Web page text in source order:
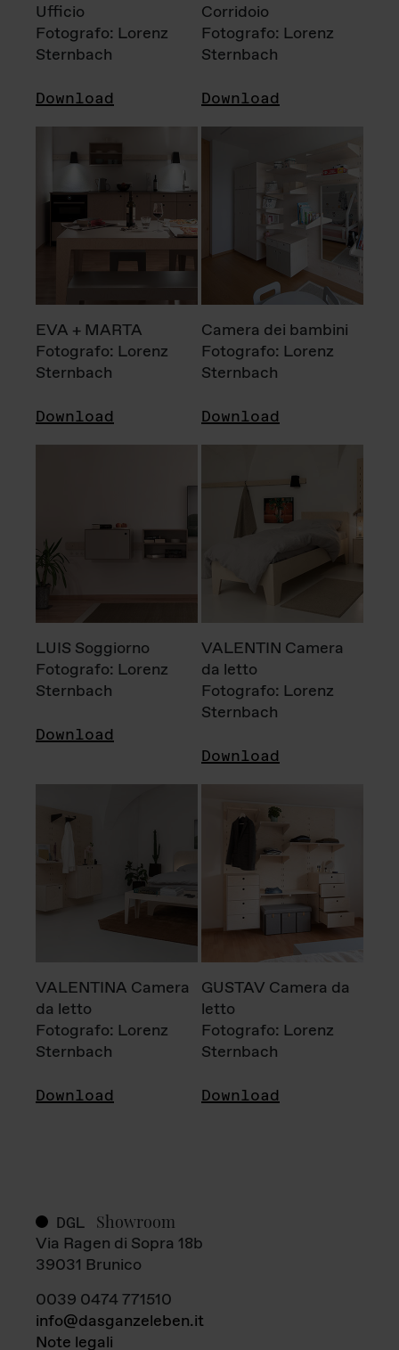
Ufficio
Fotografo: Lorenz
Sternbach
Download
Corridoio
Fotografo: Lorenz
Sternbach
Download
EVA + MARTA
Fotografo: Lorenz
Sternbach
Download
Camera dei bambini
Fotografo: Lorenz
Sternbach
Download
LUIS Soggiorno
Fotografo: Lorenz
Sternbach
Download
VALENTIN Camera
da letto
Fotografo: Lorenz
Sternbach
Download
VALENTINA Camera
da letto
Fotografo: Lorenz
Sternbach
Download
GUSTAV Camera da
letto
Fotografo: Lorenz
Sternbach
Download
DGL Showroom
Via Ragen di Sopra 18b
39031 Brunico
0039 0474 771510
info@dasganzeleben.it
Note legali